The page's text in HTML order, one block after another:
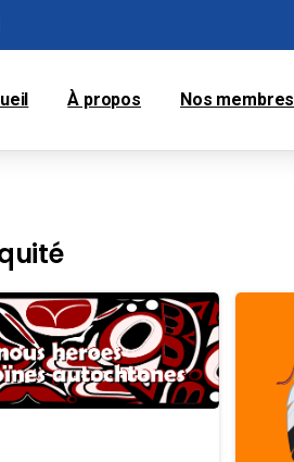
À propos Nos membres